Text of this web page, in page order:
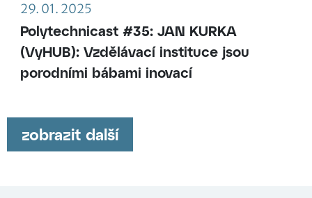
29. 01. 2025
Polytechnicast #35: JAN KURKA
(VyHUB): Vzdělávací instituce jsou
porodními bábami inovací
zobrazit další